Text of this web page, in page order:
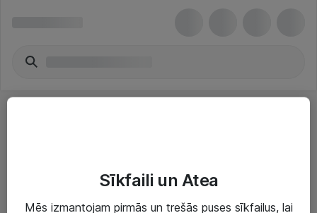
Sīkfaili un Atea
Mēs izmantojam pirmās un trešās puses sīkfailus, lai